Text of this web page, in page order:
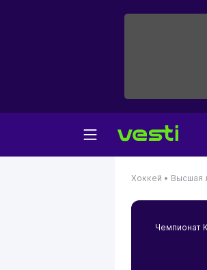
Хоккей • Высшая
Чемпионат